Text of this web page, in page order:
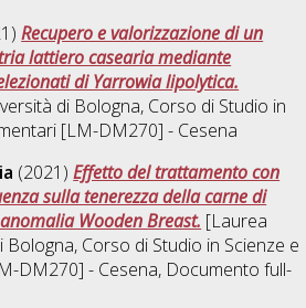
Recupero e valorizzazione di un
lattiero casearia mediante
di Yarrowia lipolytica.
di Bologna, Corso di Studio in
[LM-DM270] - Cesena
(2021)Effetto del trattamento con
sulla tenerezza della carne di
Wooden Breast. [Laurea
Bologna, Corso di Studio in Scienze e
DM270] - Cesena, Documento full-